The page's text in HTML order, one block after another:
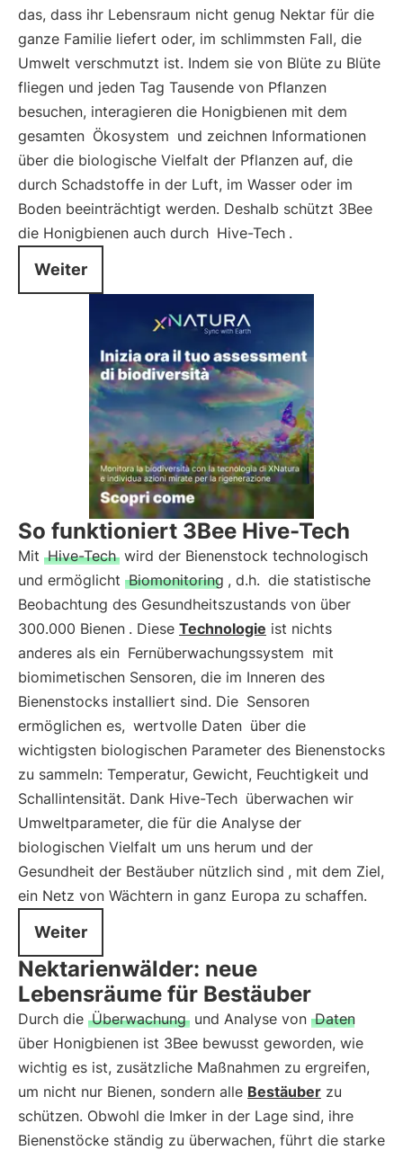
das, dass ihr Lebensraum nicht genug Nektar für die
ganze Familie liefert oder, im schlimmsten Fall, die
Umwelt verschmutzt ist. Indem sie von Blüte zu Blüte
fliegen und jeden Tag Tausende von Pflanzen
besuchen, interagieren die Honigbienen mit dem
gesamten Ökosystem und zeichnen Informationen
über die biologische Vielfalt der Pflanzen auf, die
durch Schadstoffe in der Luft, im Wasser oder im
Boden beeinträchtigt werden. Deshalb schützt 3Bee
die Honigbienen auch durch Hive-Tech .
Weiter
So funktioniert 3Bee Hive-Tech
Mit Hive-Tech wird der Bienenstock technologisch
und ermöglicht Biomonitoring , d.h. die statistische
Beobachtung des Gesundheitszustands von über
300.000 Bienen . Diese Technologie ist nichts
anderes als ein Fernüberwachungssystem mit
biomimetischen Sensoren, die im Inneren des
Bienenstocks installiert sind. Die Sensoren
ermöglichen es, wertvolle Daten über die
wichtigsten biologischen Parameter des Bienenstocks
zu sammeln: Temperatur, Gewicht, Feuchtigkeit und
Schallintensität. Dank Hive-Tech überwachen wir
Umweltparameter, die für die Analyse der
biologischen Vielfalt um uns herum und der
Gesundheit der Bestäuber nützlich sind , mit dem Ziel,
ein Netz von Wächtern in ganz Europa zu schaffen.
Weiter
Nektarienwälder: neue
Lebensräume für Bestäuber
Durch die Überwachung und Analyse von Daten
über Honigbienen ist 3Bee bewusst geworden, wie
wichtig es ist, zusätzliche Maßnahmen zu ergreifen,
um nicht nur Bienen, sondern alle Bestäuber zu
schützen. Obwohl die Imker in der Lage sind, ihre
Bienenstöcke ständig zu überwachen, führt die starke